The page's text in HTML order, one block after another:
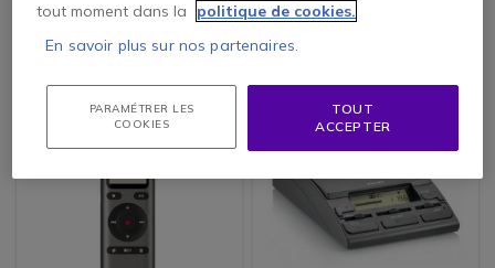
422,95 € HT -9%
109,95 €
66,95 €
tout moment dans la
politique de cookies.
En savoir plus sur nos partenaires.
PARAMÉTRER LES
COOKIES
TOUT
ACCEPTER